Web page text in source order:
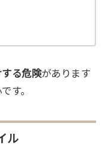
る危険があります
す。
ル